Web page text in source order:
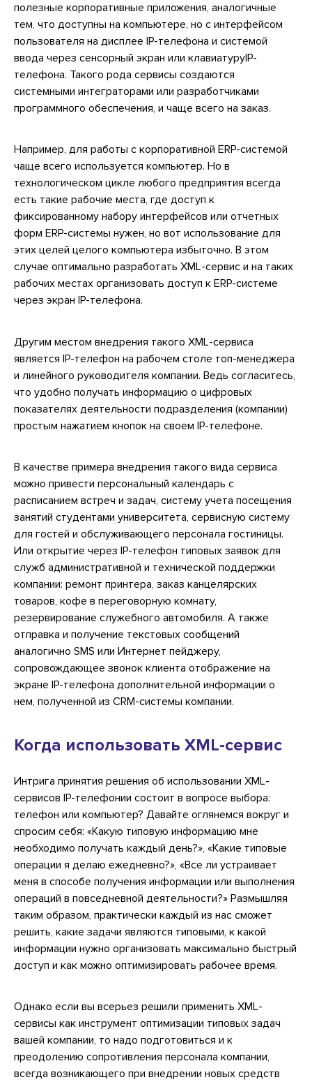
полезные корпоративные приложения, аналогичные
тем, что доступны на компьютере, но с интерфейсом
пользователя на дисплее IP-телефона и системой
ввода через сенсорный экран или клавиатуруIP-
телефона. Такого рода сервисы создаются
системными интеграторами или разработчиками
программного обеспечения, и чаще всего на заказ.
Например, для работы с корпоративной ERP-системой
чаще всего используется компьютер. Но в
технологическом цикле любого предприятия всегда
есть такие рабочие места, где доступ к
фиксированному набору интерфейсов или отчетных
форм ERP-системы нужен, но вот использование для
этих целей целого компьютера избыточно. В этом
случае оптимально разработать XML-сервис и на таких
рабочих местах организовать доступ к ERP-системе
через экран IP-телефона.
Другим местом внедрения такого XML-сервиса
является IP-телефон на рабочем столе топ-менеджера
и линейного руководителя компании. Ведь согласитесь,
что удобно получать информацию о цифровых
показателях деятельности подразделения (компании)
простым нажатием кнопок на своем IP-телефоне.
В качестве примера внедрения такого вида сервиса
можно привести персональный календарь с
расписанием встреч и задач, систему учета посещения
занятий студентами университета, сервисную систему
для гостей и обслуживающего персонала гостиницы.
Или открытие через IP-телефон типовых заявок для
служб административной и технической поддержки
компании: ремонт принтера, заказ канцелярских
товаров, кофе в переговорную комнату,
резервирование служебного автомобиля. А также
отправка и получение текстовых сообщений
аналогично SMS или Интернет пейджеру,
сопровождающее звонок клиента отображение на
экране IP-телефона дополнительной информации о
нем, полученной из CRM-системы компании.
Когда использовать XML-сервис
Интрига принятия решения об использовании XML-
сервисов IP-телефонии состоит в вопросе выбора:
телефон или компьютер? Давайте оглянемся вокруг и
спросим себя: «Какую типовую информацию мне
необходимо получать каждый день?», «Какие типовые
операции я делаю ежедневно?», «Все ли устраивает
меня в способе получения информации или выполнения
операций в повседневной деятельности?» Размышляя
таким образом, практически каждый из нас сможет
решить, какие задачи являются типовыми, к какой
информации нужно организовать максимально быстрый
доступ и как можно оптимизировать рабочее время.
Однако если вы всерьез решили применить XML-
сервисы как инструмент оптимизации типовых задач
вашей компании, то надо подготовиться и к
преодолению сопротивления персонала компании,
всегда возникающего при внедрении новых средств